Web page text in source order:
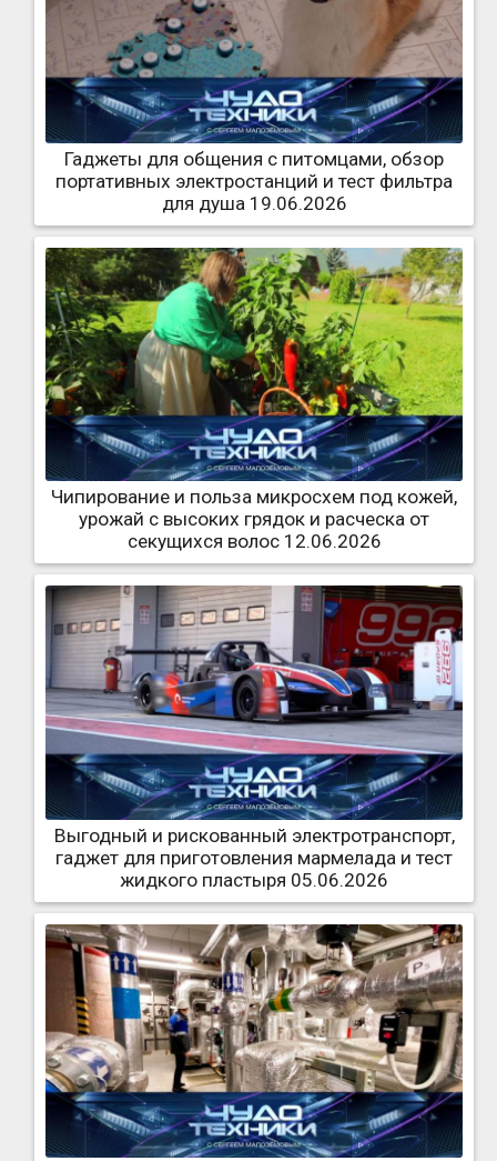
Гаджеты для общения с питомцами, обзор
портативных электростанций и тест фильтра
для душа 19.06.2026
Чипирование и польза микросхем под кожей,
урожай с высоких грядок и расческа от
секущихся волос 12.06.2026
Выгодный и рискованный электротранспорт,
гаджет для приготовления мармелада и тест
жидкого пластыря 05.06.2026